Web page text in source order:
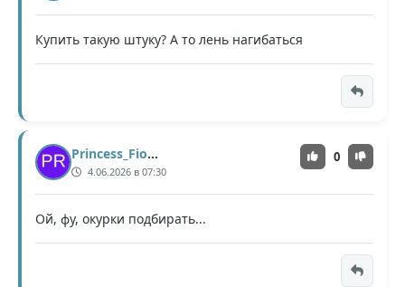
Купить такую штуку? А то лень нагибаться
Princess_Fiona
4.06.2026 в 07:30
0
Ой, фу, окурки подбирать...